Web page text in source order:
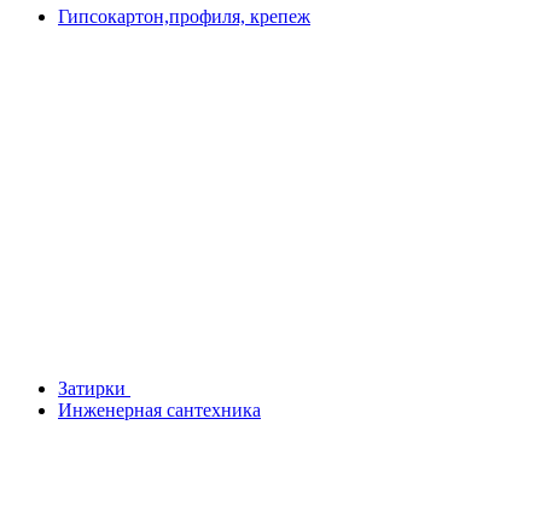
Гипсокартон,профиля, крепеж
Затирки
Инженерная сантехника